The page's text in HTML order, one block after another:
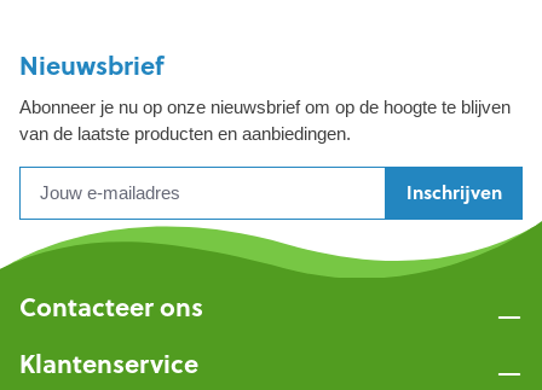
Nieuwsbrief
Abonneer je nu op onze nieuwsbrief om op de hoogte te blijven
van de laatste producten en aanbiedingen.
Inschrijven
Contacteer ons
Klantenservice